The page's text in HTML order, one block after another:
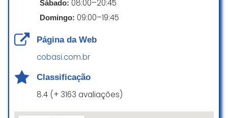
expostos na loja.
Falamos com a caixa sobre o
ocorrido e pedimos para falar com
o gerente mas ela informou que
ele estava em reunião (difícil de
Necessitam de treinamento
urgentemente!
Não voltaremos ao
estabelecimento!
Sábado: 08:00–20:45
Domingo: 09:00–19:45
Página da Web
cobasi.com.br
Classificação
8.4 (+ 3163 avaliações)